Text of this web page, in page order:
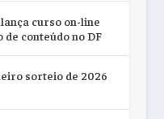
curso on-line
conteúdo no DF
sorteio de 2026